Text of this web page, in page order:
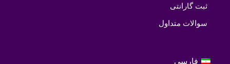
ثبت گارانتی
سوالات متداول
فارسی